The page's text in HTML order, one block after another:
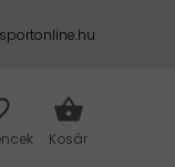
shopping_basket